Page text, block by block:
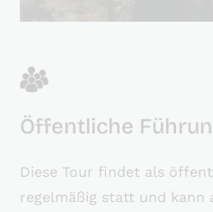
Öffentliche
Diese Tour findet als
regelmäßig statt und kann